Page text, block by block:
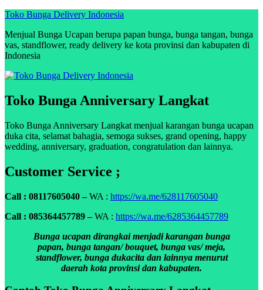
Skip
content
Toko Bunga Delivery Indonesia
Menjual Bunga Ucapan berupa papan bunga, bunga tangan, bunga
vas, standflower, ready delivery ke kota provinsi dan kabupaten di
Indonesia
Toko Bunga Anniversary Langkat
Toko Bunga Anniversary Langkat menjual karangan bunga ucapan
duka cita, selamat bahagia, semoga sukses, grand opening, happy
wedding, anniversary, graduation, congratulation dan lainnya.
Customer Service ;
Call : 08117605040 –WA : https://wa.me/628117605040
Call : 085364457789 –WA : https://wa.me/6285364457789
Bunga ucapan dirangkai menjadi karangan bunga
papan, bunga tangan/ bouquet, bunga vas/ meja,
standflower, bunga dukacita dan lainnya menurut
daerah kota provinsi dan kabupaten.